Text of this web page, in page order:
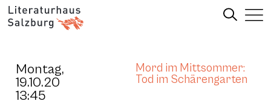
Montag,
19.10.20
13:45
Mord im Mittsommer:
Tod im Schärengarten